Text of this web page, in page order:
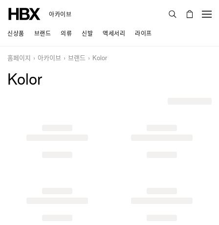
아카이브
신상품 브랜드 의류 신발 액세서리 라이프
홈페이지 아카이브 브랜드 Kolor
Kolor